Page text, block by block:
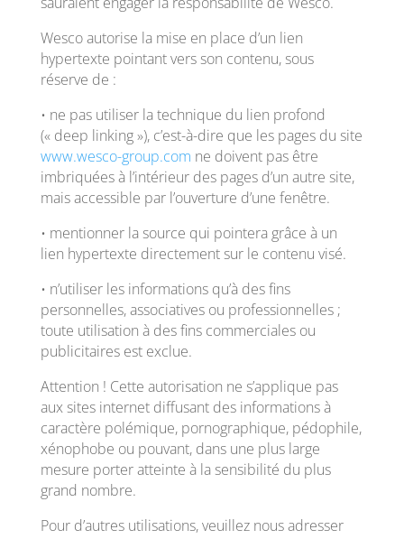
Wesco autorise la mise en place d’un lien
hypertexte pointant vers son contenu, sous
réserve de :
• ne pas utiliser la technique du lien profond
(« deep linking »), c’est-à-dire que les pages du site
www.wesco-group.com ne doivent pas être
imbriquées à l’intérieur des pages d’un autre site,
mais accessible par l’ouverture d’une fenêtre.
• mentionner la source qui pointera grâce à un
lien hypertexte directement sur le contenu visé.
• n’utiliser les informations qu’à des fins
personnelles, associatives ou professionnelles ;
toute utilisation à des fins commerciales ou
publicitaires est exclue.
Attention ! Cette autorisation ne s’applique pas
aux sites internet diffusant des informations à
caractère polémique, pornographique, pédophile,
xénophobe ou pouvant, dans une plus large
mesure porter atteinte à la sensibilité du plus
grand nombre.
Pour d’autres utilisations, veuillez nous adresser